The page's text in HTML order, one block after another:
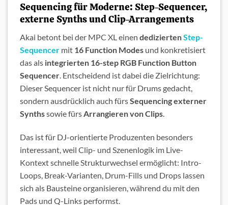
Sequencing für Moderne: Step-Sequencer,
externe Synths und Clip-Arrangements
Akai betont bei der MPC XL einen dediziertenStep-
Sequencer mit 16 Function Modes und konkretisiert
das als integrierten 16-step RGB Function Button
Sequencer. Entscheidend ist dabei die Zielrichtung:
Dieser Sequencer ist nicht nur für Drums gedacht,
sondern ausdrücklich auch fürsSequencing externer
Synthssowie fürsArrangieren von Clips.
Das ist für DJ-orientierte Produzenten besonders
interessant, weil Clip- und Szenenlogik im Live-
Kontext schnelle Strukturwechsel ermöglicht: Intro-
Loops, Break-Varianten, Drum-Fills und Drops lassen
sich als Bausteine organisieren, während du mit den
Pads und Q-Links performst.